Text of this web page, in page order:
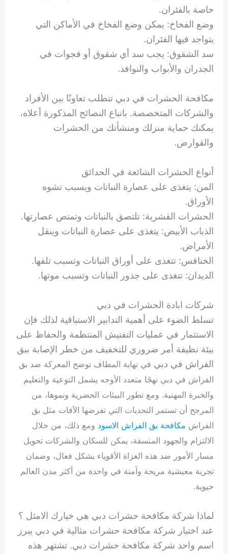
خاصة بالفئران.
وضع الفخاخ: يمكن وضع الفخاخ في الأماكن التي
يتواجد فيها الفئران.
سد الشقوق: يجب سد أي شقوق أو فجوات في
الجدران والأبواب والنوافذ.
مكافحة الحشرات في دبي تتطلب تعاونًا بين الأفراد
والشركات المتخصصة. باتباع النصائح المذكورة أعلاه،
يمكنك حماية منزلك ومنشأتك من الحشرات
والقوارض.
أنواع الحشرات الشائعة في الحدائق
المن: يتغذى على عصارة النباتات ويسبب تشوه
الأوراق.
الحشرات القشرية: تلتصق بالنباتات وتمتص عصارتها.
الذباب الأبيض: يتغذى على عصارة النباتات وينقل
الأمراض.
الخنافس: تتغذى على أوراق النباتات وتسبب تلفها.
الديدان: تتغذى على جذور النباتات وتسبب موتها.
شركات ابادة الحشرات في دبي
تسلط الضوء على أهمية التدابير الاستباقية لذلك فإن
الاستثمار في عمليات التفتيش المنتظمة والحفاظ على
بيئة نظيفة أمر ضروري للتخفيف من خطر الإصابة ببق
الفراش في دبي في نهاية المطاف توضح المعركة ضد بق
الفراش في دبي نهجًا متعدد الأوجه يشمل التوعية والتعليم
والخبرة المهنية. ومع تطور البيئات الحضرية ونموها، من
المرجح أن تستمر التحديات التي تفرضها الآفات مثل بق
الفراش مكافحة بق الفراش الاسود ومع ذلك، من خلال
الالتزام والجهود المنسقة، يمكن للسكان والشركات تحويل
مسار الأمور ضد هذه الغزاة الأقوياء بشكل فعال، وضمان
تجربة معيشية مريحة وآمنة في واحدة من أكثر مدن العالم
حيوية.
لماذا شركة مكافحة حشرات دبي هي خيارك الامثل ؟
عند اختيار شركة مكافحة حشرات مثالية في دبي يبرز
اسم واحد شركة مكافحة حشرات دبي. تشتهر هذه